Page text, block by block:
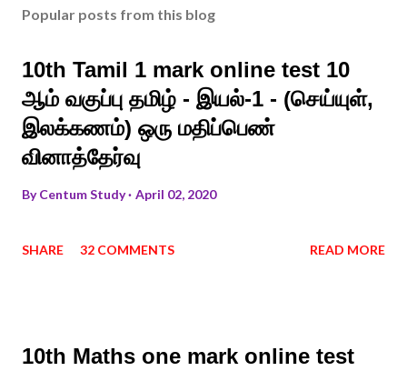
Popular posts from this blog
10th Tamil 1 mark online test 10
ஆம் வகுப்பு தமிழ் - இயல்-1 - (செய்யுள்,
இலக்கணம்) ஒரு மதிப்பெண்
வினாத்தேர்வு
ByCentum Study April 02, 2020
SHARE 32 COMMENTS READ MORE
10th Maths one mark online test